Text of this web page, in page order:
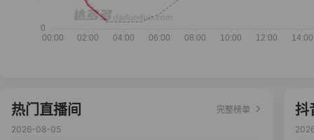
热门直播间
完整榜单
2026-08-05
抖